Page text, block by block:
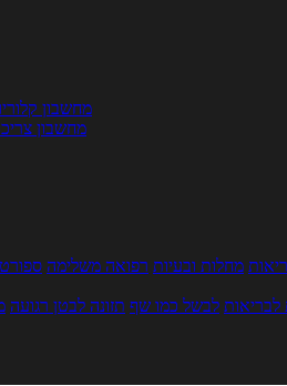
מחשבון
מחשבון
מחלות ובעיות רפואה משלימה ספורט
לבריאות לבשל כמו שף תזונה לבטן רגועה